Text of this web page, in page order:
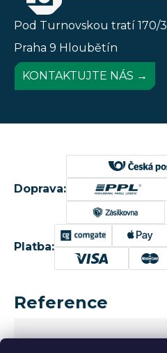
Pod Turnovskou tratí 170/3
Praha 9 Hloubětín
KONTAKTUJTE NÁS →
Doprava:
Platba:
Reference